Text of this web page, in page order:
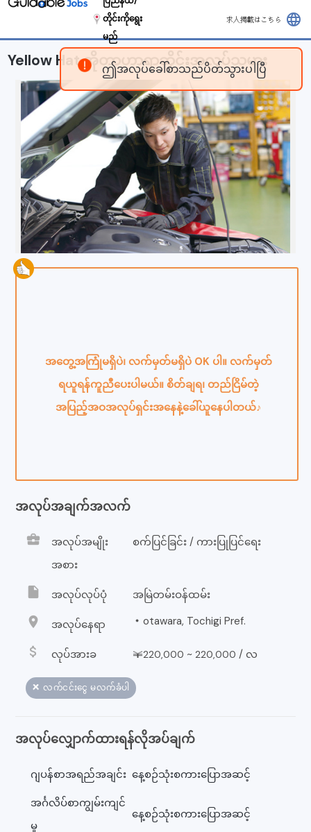
ဤအလုပ်ခေါ်စာသည်ပိတ်သွားပါပြီ
တိုင်းကိုရွေး
မည်
求人掲載はこちら language
Yellow Hat အိုတာဟာရာဆိုင်းအလုပ်သမား
အတွေ့အကြုံမရှိပဲ၊ လက်မှတ်မရှိပဲ OK ပါ။ လက်မှတ်
ရယူရန်ကူညီပေးပါမယ်။ စိတ်ချရ၊ တည်ငြိမ်တဲ့
အပြည့်အဝအလုပ်ရှင်းအနေနဲ့ခေါ်ယူနေပါတယ်♪
အလုပ်အချက်အလက်
business_center
အလုပ်အမျိုး
အစား
စက်ပြင်ခြင်း / ကားပြုပြင်ရေး
insert_drive_file အလုပ်လုပ်ပုံ အမြဲတမ်းဝန်ထမ်း
location_on အလုပ်နေရာ ・otawara, Tochigi Pref.
attach_money လုပ်အားခ ￥220,000 ~ 220,000 / လ
❌ လက်ငင်းငွေ မလက်ခံပါ
အလုပ်လျှောက်ထားရန်လိုအပ်ချက်
ဂျပန်စာအရည်အချင်း နေ့စဉ်သုံးစကားပြောအဆင့်
အင်္ဂလိပ်စာကျွမ်းကျင်
မှု
နေ့စဉ်သုံးစကားပြောအဆင့်